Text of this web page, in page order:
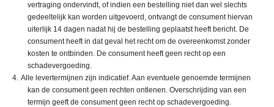
vertraging ondervindt, of indien een bestelling niet dan wel slechts
gedeeltelijk kan worden uitgevoerd, ontvangt de consument hiervan
uiterlijk 14 dagen nadat hij de bestelling geplaatst heeft bericht. De
consument heeft in dat geval het recht om de overeenkomst zonder
kosten te ontbinden. De consument heeft geen recht op een
schadevergoeding.
Alle levertermijnen zijn indicatief. Aan eventuele genoemde termijnen
kan de consument geen rechten ontlenen. Overschrijding van een
termijn geeft de consument geen recht op schadevergoeding.